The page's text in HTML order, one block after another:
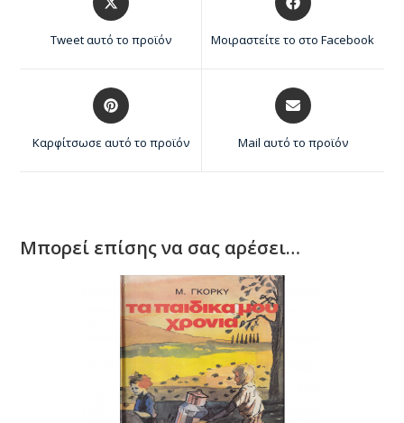
Tweet αυτό το προϊόν Μοιραστείτε το στο Facebook
Καρφίτσωσε αυτό το προϊόν Mail αυτό το προϊόν
Μπορεί επίσης να σας αρέσει…